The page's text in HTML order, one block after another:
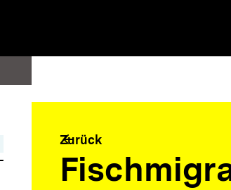
arrow_back
Zurück